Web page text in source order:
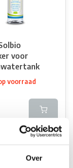
Over
voor
voorraad